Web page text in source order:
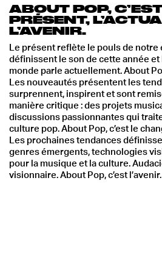
ABOUT POP,
PRÉSENT,
L’AVENIR.
Le présent reflète le pouls de notre
définissent le son de cette année
monde parle actuellement. About
Les nouveautés présentent les
surprennent, inspirent et sont
manière critique : des projets
discussions passionnantes qui
culture pop. About Pop, c’est le
Les prochaines tendances
genres émergents, technologies
pour la musique et la culture.
visionnaire. About Pop, c’est l’avenir.